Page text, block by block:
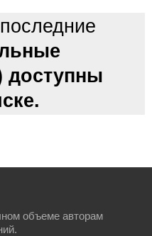
доступны
объеме авторам